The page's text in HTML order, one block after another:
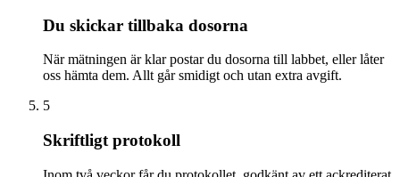
Du skickar tillbaka dosorna
När mätningen är klar postar du dosorna till labbet, eller låter
oss hämta dem. Allt går smidigt och utan extra avgift.
5
Skriftligt protokoll